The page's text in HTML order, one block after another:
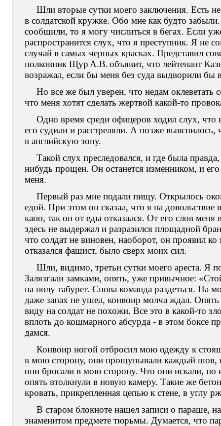
Шли вторые сутки моего заключения. Есть
в солдатской кружке. Обо мне как будто
сообщили, то я могу числиться в бегах. Если
распространится слух, что я преступник. Я не
случай в самых черных красках. Представил
полковник Щур A.B.объявит, что лейтенант
возражал, если бы меня без суда выдворили бы
Но все же был уверен, что недам
что меня хотят сделать жертвой какой-то
Одно время среди офицеров ходил слух, что
его судили и расстреляли. А позже
в английскую зону.
Такой слух преследовался, и где была
нибудь прощен. Он останется изменником, и
меня.
Первый раз мне подали пищу. Открылось
едой. При этом он сказал, что я на
капо, так он от еды отказался. От его слов
здесь не выдержал и разразился площадной
что солдат не виновен, наоборот, он проявил
отказался фашист, было сверх моих сил.
Шли, видимо, третьи сутки моего ареста. Я
Залязгали замками, опять, уже привычное:
на полу табурет. Снова команда раздеться. На
даже запах не ушел, конвоир молча ждал.
виду на солдат не похожи. Все это в какой-то
вплоть до кошмарного абсурда - в этом боксе
дамся.
Конвоир ногой отбросил мою одежду к
в мою сторону, они прощупывали каждый
они бросали в мою сторону. Что они искали,
опять втолкнули в новую камеру. Такие же
кровать, прикрепленная цепью к стене, в углу
В старом блокноте нашел записи о параше,
знаменитом предмете тюрьмы. Думается, что